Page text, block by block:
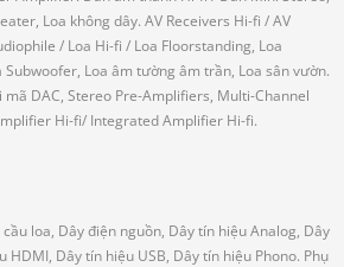
Loa không dây. AV Receivers Hi-fi / AV
/ Loa Hi-fi / Loa Floorstanding, Loa
Subwoofer, Loa âm tường âm trần, Loa sân vườn.
mã DAC, Stereo Pre-Amplifiers, Multi-Channel
Hi-fi/ Integrated Amplifier Hi-fi.
loa, Dây điện nguồn, Dây tín hiệu Analog, Dây
HDMI, Dây tín hiệu USB, Dây tín hiệu Phono. Phụ